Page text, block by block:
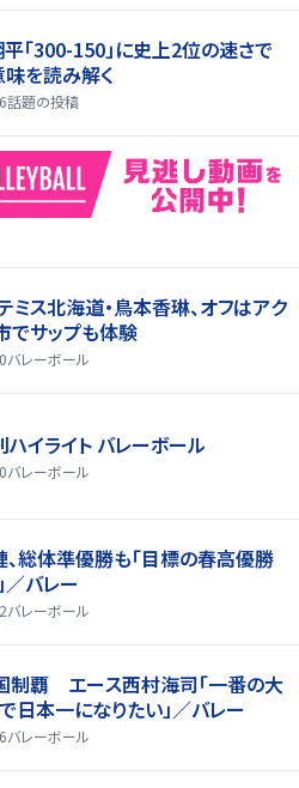
平「300-150」に史上2位の速さで
を読み解く
話題の投稿
ミス北海道・鳥本香琳、オフはアク
サップも体験
バレーボール
イライト バレーボール
バレーボール
、総体準優勝も「目標の春高優勝
／バレー
バレーボール
制覇 エース西村海司「一番の大
日本一になりたい」／バレー
バレーボール